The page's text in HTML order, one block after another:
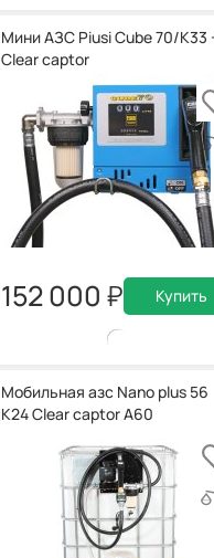
Мини АЗС Piusi Cube 70/K33
Clear captor
152 000 Купить
Мобильная азс Nano plus 56
K24 Clear captor A60